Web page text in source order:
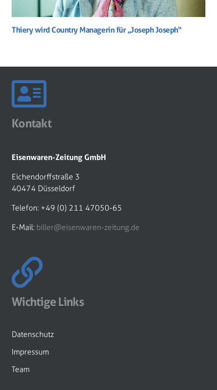
Thiery wird Country Managerin für „Joseph Joseph“
Kontakt
Eisenwaren-Zeitung GmbH
Eichendorffstraße 3
40474 Düsseldorf
Telefon: +49 (0) 211 47050-65
E-Mail: biller@eisenwaren-zeitung.de
Wichtige Links
Datenschutz
Impressum
Team